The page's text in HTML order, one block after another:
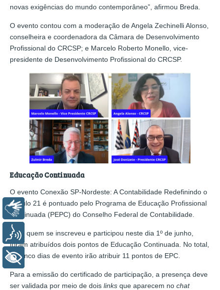
novas exigências do mundo contemporâneo”, afirmou Breda.
O evento contou com a moderação de Angela Zechinelli Alonso,
conselheira e coordenadora da Câmara de Desenvolvimento
Profissional do CRCSP; e Marcelo Roberto Monello, vice-
presidente de Desenvolvimento Profissional do CRCSP.
Educação Continuada
O evento Conexão SP-Nordeste: A Contabilidade Redefinindo o
Século 21 é pontuado pelo Programa de Educação Profissional
Continuada (PEPC) do Conselho Federal de Contabilidade.
Para quem se inscreveu e participou neste dia 1º de junho,
foram atribuídos dois pontos de Educação Continuada. No total,
os cinco dias de evento irão atribuir 11 pontos de EPC.
Para a emissão do certificado de participação, a presença deve
ser validada por meio de dois links que aparecem no chat
Libras
Voz
+ Acessibilidade